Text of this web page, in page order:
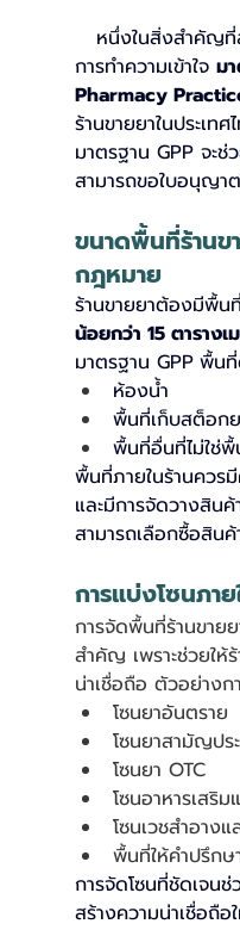
การทำความเข้าใจ ม
Pharmacy
ร้านขายยาในประเท
มาตรฐาน GPP จะช่
สามารถขอใบอนุญา
ขนาดพื้นที่ร้าน
กฎหมาย
ร้านขายยาต้องมีพื้น
น้อยกว่า 15 ตารางเ
มาตรฐาน GPP พื้นที่
ห้องน้ำ
พื้นที่เก็บสต็อก
พื้นที่อื่นที่ไม่ใช่
พื้นที่ภายในร้านควรมี
และมีการจัดวางสินค้
สามารถเลือกซื้อสินค้
การแบ่งโซนภาย
การจัดพื้นที่ร้านขาย
สำคัญ เพราะช่วยให้
น่าเชื่อถือ ตัวอย่างก
โซนยาอันตราย
โซนยาสามัญปร
โซนยา OTC
โซนอาหารเสริม
โซนเวชสำอาง
พื้นที่ให้คำปรึกษ
การจัดโซนที่ชัดเจนช่
สร้างความน่าเชื่อถือ